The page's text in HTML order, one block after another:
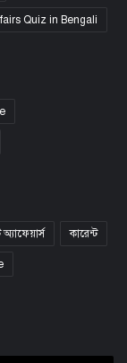
Quiz in Bengali
কারেন্ট